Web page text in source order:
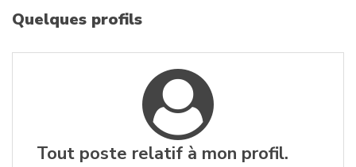
Quelques profils
Tout poste relatif à mon profil.